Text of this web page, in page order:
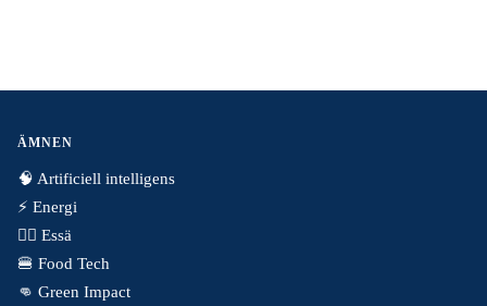
ÄMNEN
🧠 Artificiell intelligens
⚡️ Energi
✍🏼 Essä
🍔 Food Tech
👊 Green Impact